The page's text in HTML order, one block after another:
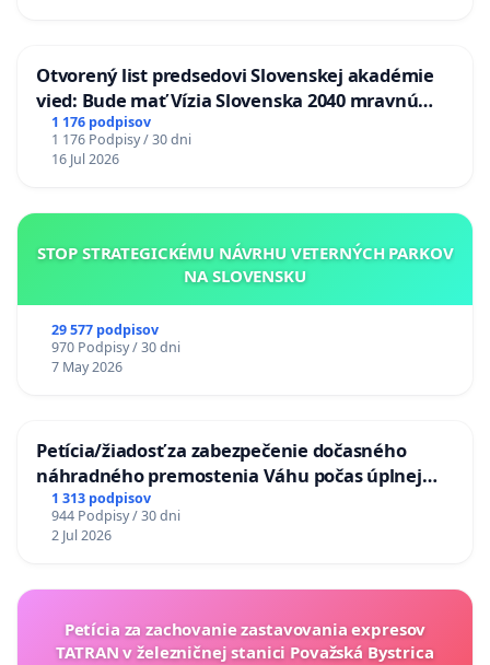
Otvorený list predsedovi Slovenskej akadémie
vied: Bude mať Vízia Slovenska 2040 mravnú
chrbticu?
1 176 podpisov
1 176 Podpisy / 30 dni
16 Jul 2026
STOP STRATEGICKÉMU NÁVRHU VETERNÝCH PARKOV
NA SLOVENSKU
29 577 podpisov
970 Podpisy / 30 dni
7 May 2026
Petícia/žiadosť za zabezpečenie dočasného
náhradného premostenia Váhu počas úplnej
uzávery Vážskeho mosta v Komárne
1 313 podpisov
944 Podpisy / 30 dni
2 Jul 2026
Petícia za zachovanie zastavovania expresov
TATRAN v železničnej stanici Považská Bystrica